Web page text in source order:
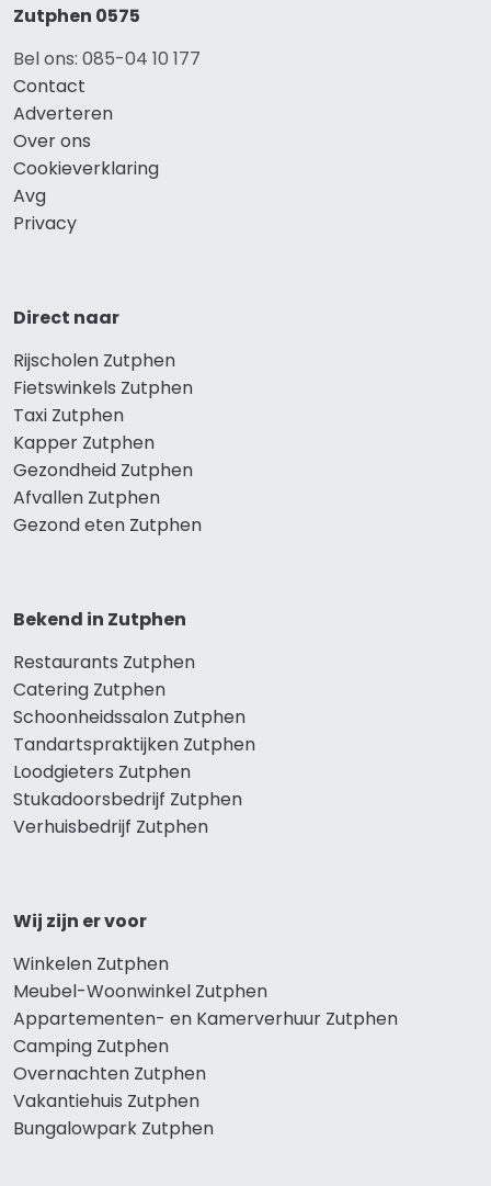
Zutphen 0575
Bel ons: 085-04 10 177
Contact
Adverteren
Over ons
Cookieverklaring
Avg
Privacy
Direct naar
Rijscholen Zutphen
Fietswinkels Zutphen
Taxi Zutphen
Kapper Zutphen
Gezondheid Zutphen
Afvallen Zutphen
Gezond eten Zutphen
Bekend in Zutphen
Restaurants Zutphen
Catering Zutphen
Schoonheidssalon Zutphen
Tandartspraktijken Zutphen
Loodgieters Zutphen
Stukadoorsbedrijf Zutphen
Verhuisbedrijf Zutphen
Wij zijn er voor
Winkelen Zutphen
Meubel-Woonwinkel Zutphen
Appartementen- en Kamerverhuur Zutphen
Camping Zutphen
Overnachten Zutphen
Vakantiehuis Zutphen
Bungalowpark Zutphen